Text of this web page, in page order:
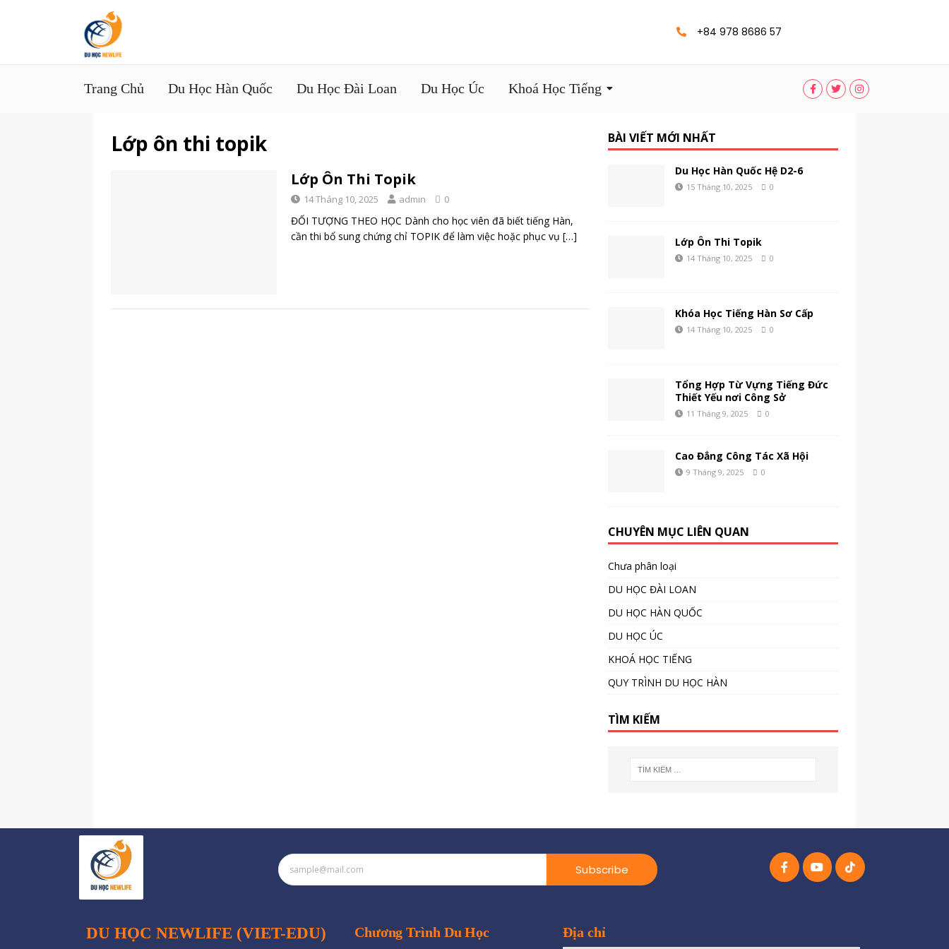
+84 978 8686 57
Trang Chủ Du Học Hàn Quốc Du Học Đài Loan Du Học Úc Khoá Học Tiếng
Lớp ôn thi topik
Lớp Ôn Thi Topik
14 Tháng 10, 2025 admin 0
ĐỐI TƯỢNG THEO HỌC Dành cho học viên đã biết tiếng Hàn,
cần thi bổ sung chứng chỉ TOPIK để làm việc hoặc phục vụ […]
BÀI VIẾT MỚI NHẤT
Du Học Hàn Quốc Hệ D2-6
15 Tháng 10, 2025 0
Lớp Ôn Thi Topik
14 Tháng 10, 2025 0
Khóa Học Tiếng Hàn Sơ Cấp
14 Tháng 10, 2025 0
Tổng Hợp Từ Vựng Tiếng Đức
Thiết Yếu nơi Công Sở
11 Tháng 9, 2025 0
Cao Đẳng Công Tác Xã Hội
9 Tháng 9, 2025 0
CHUYÊN MỤC LIÊN QUAN
Chưa phân loại
DU HỌC ĐÀI LOAN
DU HỌC HÀN QUỐC
DU HỌC ÚC
KHOÁ HỌC TIẾNG
QUY TRÌNH DU HỌC HÀN
TÌM KIẾM
Subscribe
DU HỌC NEWLIFE (VIET-EDU) Chương Trình Du Học Địa chỉ